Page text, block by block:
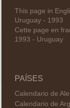
This page in
Uruguay - 1993
Cette page en
1993 - Uruguay
PAÍSES
Calendario de
Calendario de